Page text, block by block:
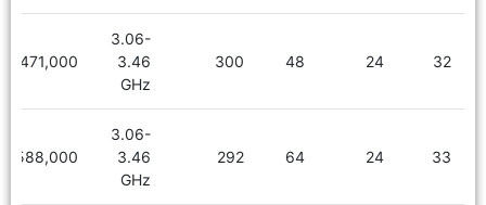
32
24
48
300
3.06-
3.46
GHz
3,471,000
33
24
64
292
3.06-
3.46
GHz
3,588,000